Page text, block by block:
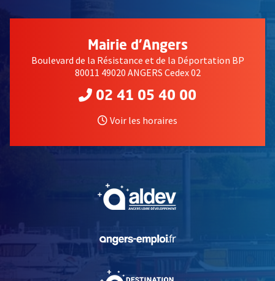
Mairie d'Angers
Boulevard de la Résistance et de la Déportation BP
80011 49020 ANGERS Cedex 02
02 41 05 40 00
Voir les horaires
, Ouvre une nouvelle